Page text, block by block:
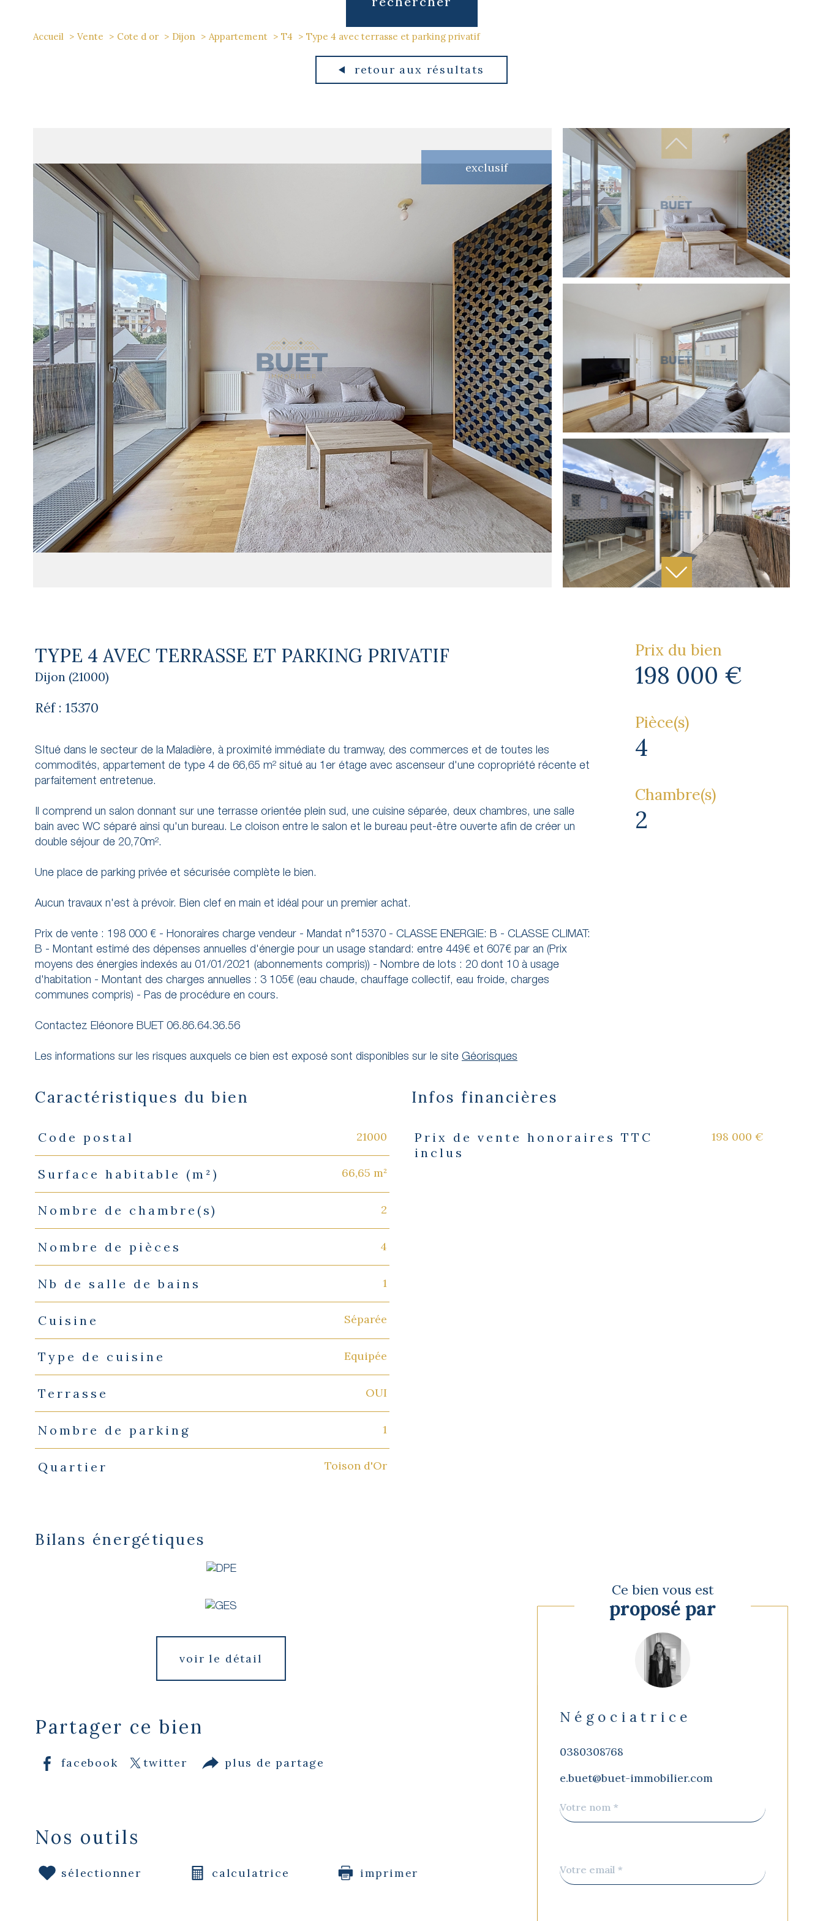
Accueil Vente Cote d or Dijon Appartement T4 Type 4 avec terrasse et parking privatif
retour aux résultats
exclusif
TYPE 4 AVEC TERRASSE ET PARKING PRIVATIF
Dijon (21000)
Réf : 15370
SItué dans le secteur de la Maladière, à proximité immédiate du tramway, des commerces et de toutes les
commodités, appartement de type 4 de 66,65 m² situé au 1er étage avec ascenseur d'une copropriété récente et
parfaitement entretenue.
Il comprend un salon donnant sur une terrasse orientée plein sud, une cuisine séparée, deux chambres, une salle
bain avec WC séparé ainsi qu'un bureau. Le cloison entre le salon et le bureau peut-être ouverte afin de créer un
double séjour de 20,70m².
Une place de parking privée et sécurisée complète le bien.
Aucun travaux n'est à prévoir. Bien clef en main et idéal pour un premier achat.
Prix de vente : 198 000 € - Honoraires charge vendeur - Mandat n°15370 - CLASSE ENERGIE: B - CLASSE CLIMAT:
B - Montant estimé des dépenses annuelles d'énergie pour un usage standard: entre 449€ et 607€ par an (Prix
moyens des énergies indexés au 01/01/2021 (abonnements compris)) - Nombre de lots : 20 dont 10 à usage
d'habitation - Montant des charges annuelles : 3 105€ (eau chaude, chauffage collectif, eau froide, charges
communes compris) - Pas de procédure en cours.
Contactez Eléonore BUET 06.86.64.36.56
Les informations sur les risques auxquels ce bien est exposé sont disponibles sur le site Géorisques
Prix du bien
198 000 €
Pièce(s)
4
Chambre(s)
2
Caractéristiques du bien
Caractéristiques Valeurs
Code postal 21000
Surface habitable (m²) 66,65 m²
Nombre de chambre(s) 2
Nombre de pièces 4
Nb de salle de bains 1
Cuisine Séparée
Type de cuisine Equipée
Terrasse OUI
Nombre de parking 1
Quartier Toison d'Or
Infos financières
Caractéristiques Valeurs
Prix de vente honoraires TTC
inclus
198 000 €
Bilans énergétiques
voir le détail
Partager ce bien
facebook twitter plus de partage
Nos outils
sélectionner calculatrice imprimer
Ce bien vous est
proposé par
Négociatrice
0380308768
e.buet@buet-immobilier.com
Fieldset
*
*